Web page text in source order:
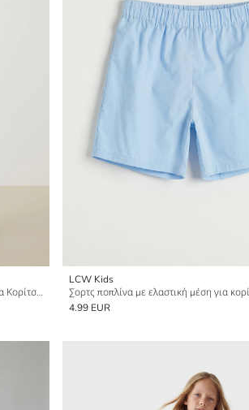
Ελαστική Μέση Μείγμα Λινού Σορτς Φούστα για Κορίτσια
LCW Kids
Σορτς ποπλίνα με ελαστική μέση για
4.99 EUR